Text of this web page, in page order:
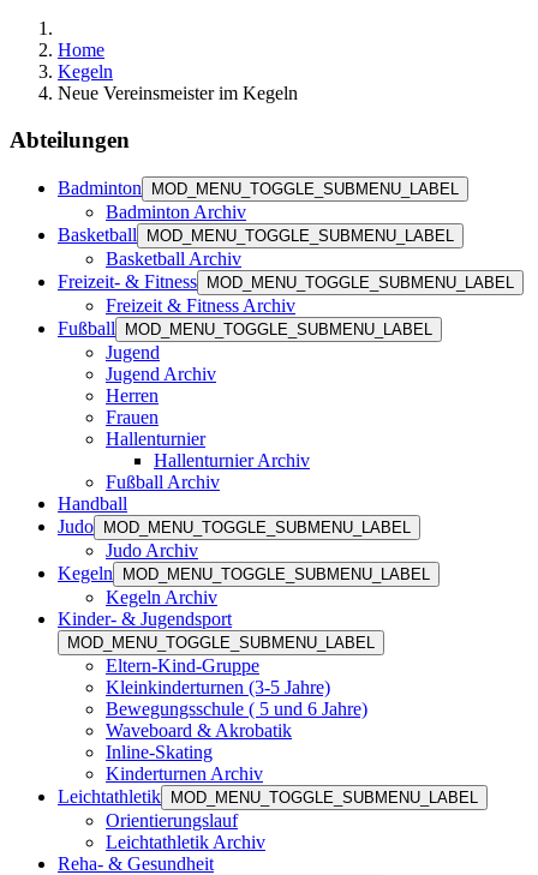
Home
Kegeln
Neue Vereinsmeister im Kegeln
Abteilungen
Badminton MOD_MENU_TOGGLE_SUBMENU_LABEL
Badminton Archiv
Basketball
MOD_MENU_TOGGLE_SUBMENU_LABEL
Basketball Archiv
Freizeit- & Fitness
MOD_MENU_TOGGLE_SUBMENU_LABEL
Freizeit & Fitness Archiv
Fußball
MOD_MENU_TOGGLE_SUBMENU_LABEL
Jugend
Jugend Archiv
Herren
Frauen
Hallenturnier
Hallenturnier Archiv
Fußball Archiv
Handball
Judo
MOD_MENU_TOGGLE_SUBMENU_LABEL
Judo Archiv
Kegeln
MOD_MENU_TOGGLE_SUBMENU_LABEL
Kegeln Archiv
Kinder- & Jugendsport
MOD_MENU_TOGGLE_SUBMENU_LABEL
Eltern-Kind-Gruppe
Kleinkinderturnen (3-5 Jahre)
Bewegungsschule ( 5 und 6 Jahre)
Waveboard & Akrobatik
Inline-Skating
Kinderturnen Archiv
Leichtathletik
MOD_MENU_TOGGLE_SUBMENU_LABEL
Orientierungslauf
Leichtathletik Archiv
Reha- & Gesundheit